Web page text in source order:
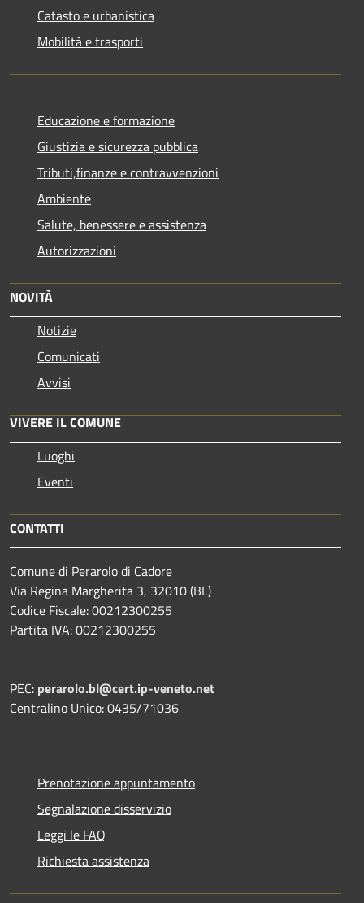
Catasto e urbanistica
Mobilità e trasporti
Educazione e formazione
Giustizia e sicurezza pubblica
Tributi,finanze e contravvenzioni
Ambiente
Salute, benessere e assistenza
Autorizzazioni
NOVITÀ
Notizie
Comunicati
Avvisi
VIVERE IL COMUNE
Luoghi
Eventi
CONTATTI
Comune di Perarolo di Cadore
Via Regina Margherita 3, 32010 (BL)
Codice Fiscale: 00212300255
Partita IVA: 00212300255
PEC: perarolo.bl@cert.ip-veneto.net
Centralino Unico: 0435/71036
Prenotazione appuntamento
Segnalazione disservizio
Leggi le FAQ
Richiesta assistenza